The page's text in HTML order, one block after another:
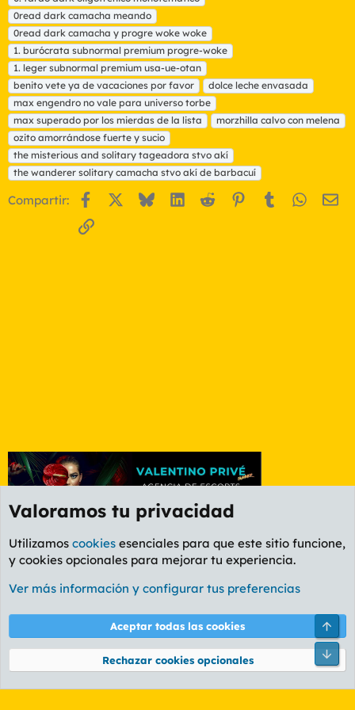
q
u
e
t
a
s
0read dark camacha meando
0read dark camacha y progre woke woke
1. burócrata subnormal premium progre-woke
1. leger subnormal premium usa-ue-otan
benito vete ya de vacaciones por favor
dolce leche envasada
max engendro no vale para universo torbe
max superado por los mierdas de la lista
morzhilla calvo con melena
ozito amorrándose fuerte y sucio
the misterious and solitary tageadora stvo akí
the wanderer solitary camacha stvo akí de barbacuí
Compartir: Facebook BlueskyLinkedIn
Reddit Pinterest
Tumblr
Enlace
Foro General
Cookies
PL OLDSTYLE AMARILLO
Términos y reglas Política de privacidad Ayuda
Community platform by XenForo® © 2010-2026 XenForo Ltd.
Valoramos tu privacidad
Utilizamos cookies esenciales para que este sitio funcione,
y cookies opcionales para mejorar tu experiencia.
Ver más información y configurar tus preferencias
Aceptar todas las cookies
Rechazar cookies opcionales
Pie